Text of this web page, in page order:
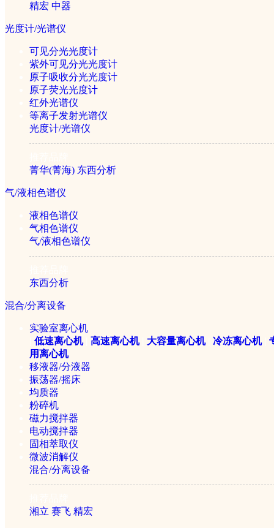
精宏 中器
光度计/光谱仪
可见分光光度计
紫外可见分光光度计
原子吸收分光光度计
原子荧光光度计
红外光谱仪
等离子发射光谱仪
光度计/光谱仪
菁华(菁海) 东西分析
气/液相色谱仪
液相色谱仪
气相色谱仪
气/液相色谱仪
东西分析
混合/分离设备
实验室离心机
低速离心机 高速离心机 大容量离心机 冷冻离心机
用离心机
移液器/分液器
振荡器/摇床
均质器
粉碎机
磁力搅拌器
电动搅拌器
固相萃取仪
微波消解仪
混合/分离设备
湘立 赛飞 精宏
洗板机
1/1
M15全自动酶标分析仪
Multiskan FC酶标仪
￥58000元
重新搜索：
©2005-2026 赛伦仪器sailun17.com 版权所有
ICP备案证书号:京ICP备14049218号